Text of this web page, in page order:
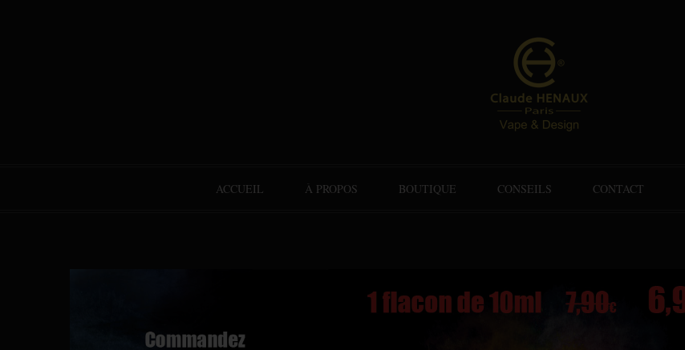
ACCUEIL À PROPOS BOUTIQUE CONSEILS CONTACT